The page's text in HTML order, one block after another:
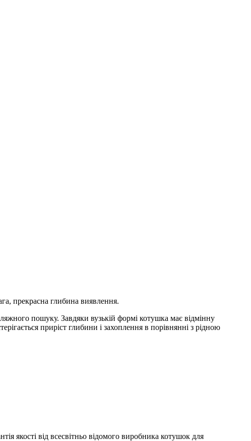
прекрасна глибина виявлення.
пошуку. Завдяки вузькій формі котушка має відмінну
приріст глибини і захоплення в порівнянні з рідною
якості від всесвітньо відомого виробника котушок для